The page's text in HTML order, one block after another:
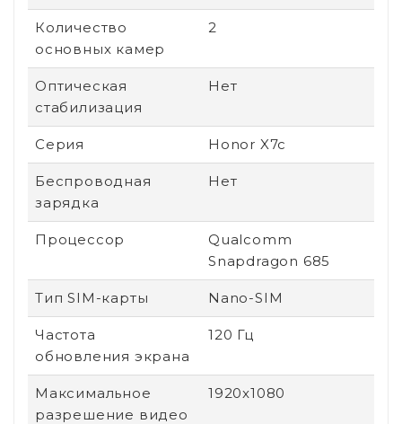
Количество
основных камер
2
Оптическая
стабилизация
Нет
Серия Honor X7c
Беспроводная
зарядка
Нет
Процессор
Qualcomm
Snapdragon 685
Тип SIM-карты Nano-SIM
Частота
обновления экрана
120 Гц
Максимальное
разрешение видео
1920x1080